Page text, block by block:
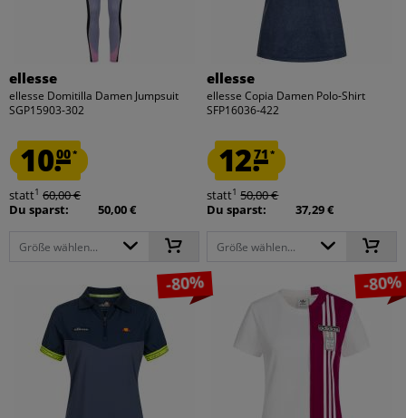
ellesse
ellesse Domitilla Damen Jumpsuit
SGP15903-302
10.00*
statt1 60,00 €
Du sparst:
50,00 €
Größe wählen...
ellesse
ellesse Copia Damen Polo-Shirt
SFP16036-422
12.71 *
statt1 50,00 €
Du sparst:
37,29 €
Größe wählen...
-80% -80%